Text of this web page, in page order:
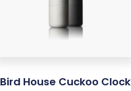
Bird House Cuckoo Clock